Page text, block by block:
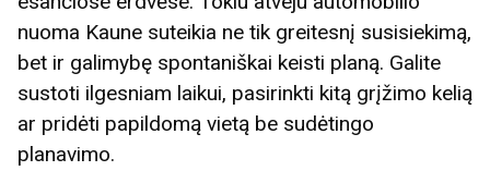
nuoma Kaune suteikia ne tik greitesnį susisiekimą,
bet ir galimybę spontaniškai keisti planą. Galite
sustoti ilgesniam laikui, pasirinkti kitą grįžimo kelią
ar pridėti papildomą vietą be sudėtingo
planavimo.